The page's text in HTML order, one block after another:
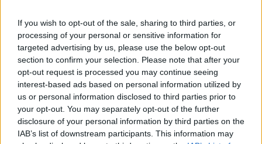
If you wish to opt-out of the sale, sharing to third parties, or
processing of your personal or sensitive information for
targeted advertising by us, please use the below opt-out
section to confirm your selection. Please note that after your
opt-out request is processed you may continue seeing
interest-based ads based on personal information utilized by
us or personal information disclosed to third parties prior to
your opt-out. You may separately opt-out of the further
disclosure of your personal information by third parties on the
IAB’s list of downstream participants. This information may
την επιφάνειά τους